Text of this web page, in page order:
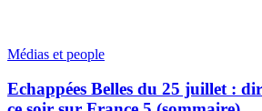
Médias et people
Echappées Belles du 25 juillet :